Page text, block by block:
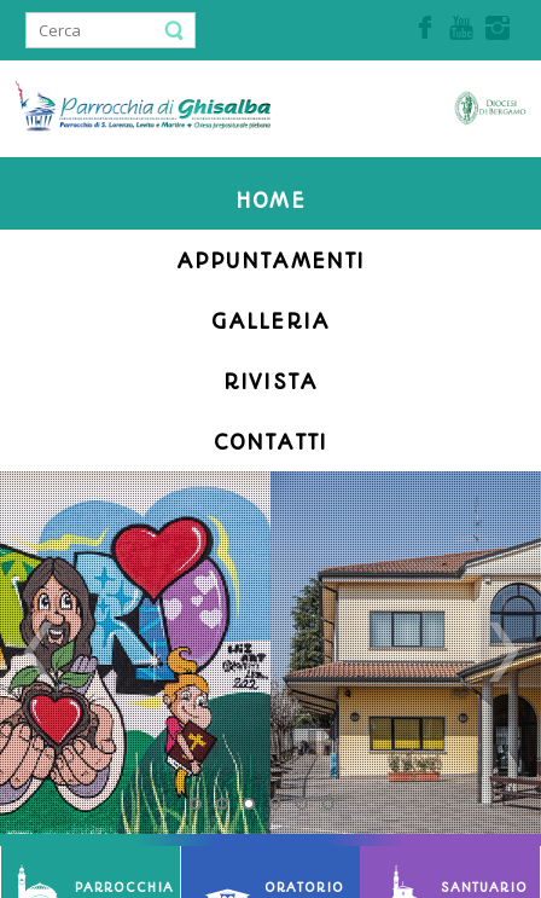
HOME
APPUNTAMENTI
GALLERIA
RIVISTA
CONTATTI
PARROCCHIA ORATORIO SANTUARIO